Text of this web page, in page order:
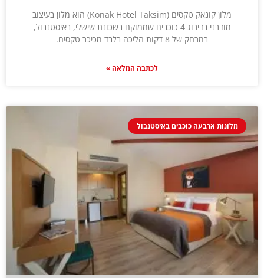
מלון קונאק טקסים (Konak Hotel Taksim) הוא מלון בעיצוב
מודרני בדירוג 4 כוכבים שממוקם בשכונת שישלי, באיסטנבול,
במרחק של 8 דקות הליכה בלבד מכיכר טקסים.
לכתבה המלאה »
מלונות ארבעה כוכבים באיסטנבול